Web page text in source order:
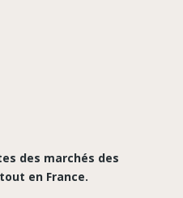
des marchés des
en France.